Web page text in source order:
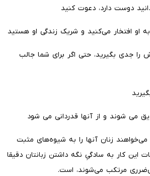
دوست دارد، دعوت کنید
او افتخار می‌کنید و شریک زندگی او هستید
را جدی بگیرید، حتی اگر برای شما جالب
زنان آنها را به شیوه‌های مثبت
این کار به سادگیِ نگه داشتن زبانتان دقیقا
مرتکب می‌شوند، است.